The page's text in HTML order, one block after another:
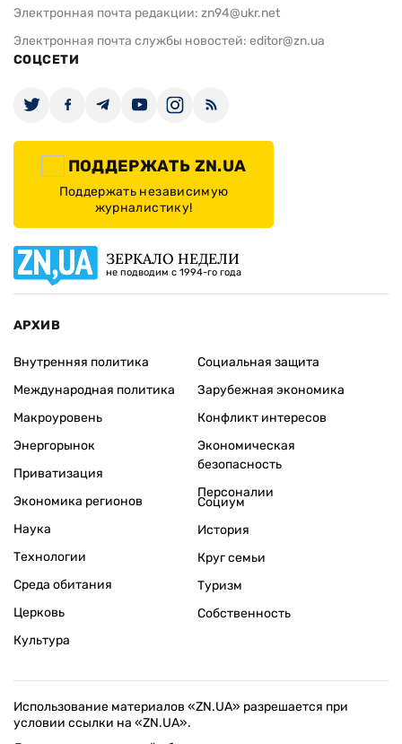
Электронная почта редакции: zn94@ukr.net
Электронная почта службы новостей: editor@zn.ua
СОЦСЕТИ
ПОДДЕРЖАТЬ ZN.UA
Поддержать независимую
журналистику!
ЗЕРКАЛО НЕДЕЛИ
не подводим с 1994-го года
АРХИВ
Внутренняя политика
Международная политика
Макроуровень
Энергорынок
Приватизация
Экономика регионов
Социальная защита
Зарубежная экономика
Конфликт интересов
Экономическая
безопасность
Персоналии
Наука
Технологии
Среда обитания
Церковь
Культура
Социум
История
Круг семьи
Туризм
Собственность
Использование материалов «ZN.UA» разрешается при
условии ссылки на «ZN.UA».